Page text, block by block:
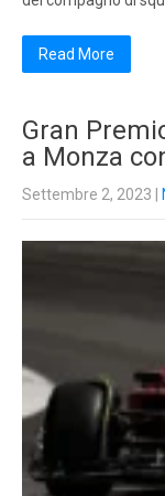
Read More
Gran
a Monza
Settembre 2, 2023